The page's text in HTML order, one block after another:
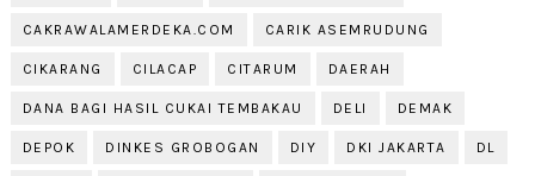
CAKRAWALAMERDEKA.COM CARIK ASEMRUDUNG
CIKARANG CILACAP CITARUM DAERAH
DANA BAGI HASIL CUKAI TEMBAKAU DELI DEMAK
DEPOK DINKES GROBOGAN DIY DKI JAKARTA DL